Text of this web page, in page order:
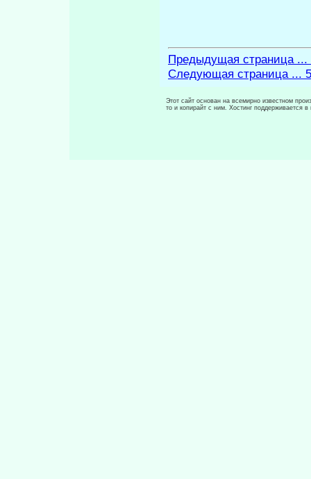
Предыдущая страница ...
Следующая страница ...
Этот сайт основан на всемирно известном
то и копирайт с ним. Хостинг поддерживается